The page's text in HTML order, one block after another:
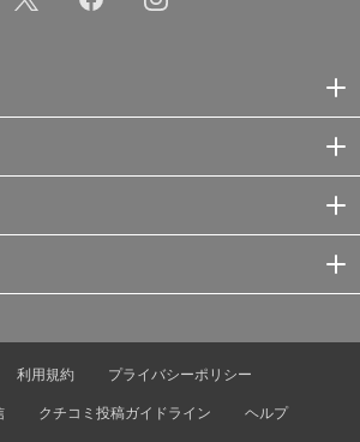
利用規約
プライバシーポリシー
クチコミ投稿ガイドライン
ヘルプ